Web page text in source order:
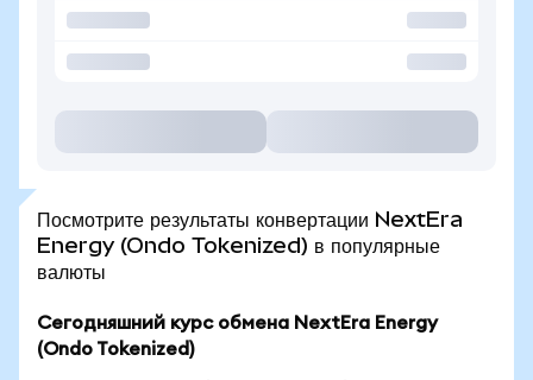
Посмотрите результаты конвертации NextEra
Energy (Ondo Tokenized) в популярные
валюты
Сегодняшний курс обмена NextEra Energy
(Ondo Tokenized)